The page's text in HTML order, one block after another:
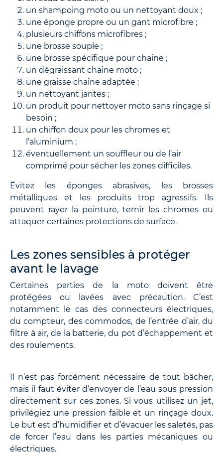
un shampoing moto ou un nettoyant doux ;
une éponge propre ou un gant microfibre ;
plusieurs chiffons microfibres ;
une brosse souple ;
une brosse spécifique pour chaîne ;
un dégraissant chaîne moto ;
une graisse chaîne adaptée ;
un nettoyant jantes ;
un produit pour nettoyer moto sans rinçage si
besoin ;
un chiffon doux pour les chromes et
l’aluminium ;
éventuellement un souffleur ou de l’air
comprimé pour sécher les zones difficiles.
Évitez les éponges abrasives, les brosses
métalliques et les produits trop agressifs. Ils
peuvent rayer la peinture, ternir les chromes ou
attaquer certaines protections de surface.
Les zones sensibles à protéger
avant le lavage
Certaines parties de la moto doivent être
protégées ou lavées avec précaution. C’est
notamment le cas des connecteurs électriques,
du compteur, des commodos, de l’entrée d’air, du
filtre à air, de la batterie, du pot d’échappement et
des roulements.
Il n’est pas forcément nécessaire de tout bâcher,
mais il faut éviter d’envoyer de l’eau sous pression
directement sur ces zones. Si vous utilisez un jet,
privilégiez une pression faible et un rinçage doux.
Le but est d’humidifier et d’évacuer les saletés, pas
de forcer l’eau dans les parties mécaniques ou
électriques.